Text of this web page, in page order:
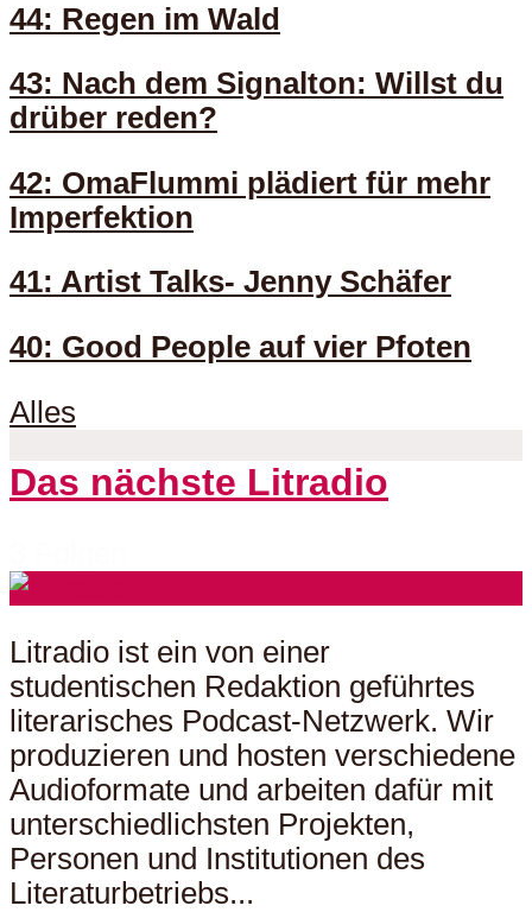
44: Regen im Wald
43: Nach dem Signalton: Willst du
drüber reden?
42: OmaFlummi plädiert für mehr
Imperfektion
41: Artist Talks- Jenny Schäfer
40: Good People auf vier Pfoten
Alles
Das nächste Litradio
Litradio ist ein von einer
studentischen Redaktion geführtes
literarisches Podcast-Netzwerk. Wir
produzieren und hosten verschiedene
Audioformate und arbeiten dafür mit
unterschiedlichsten Projekten,
Personen und Institutionen des
Literaturbetriebs...